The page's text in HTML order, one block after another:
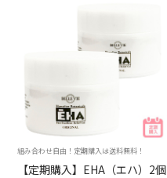
組み合わせ自由！定期購入は送料無料！
【定期購入】EHA（エハ）2個